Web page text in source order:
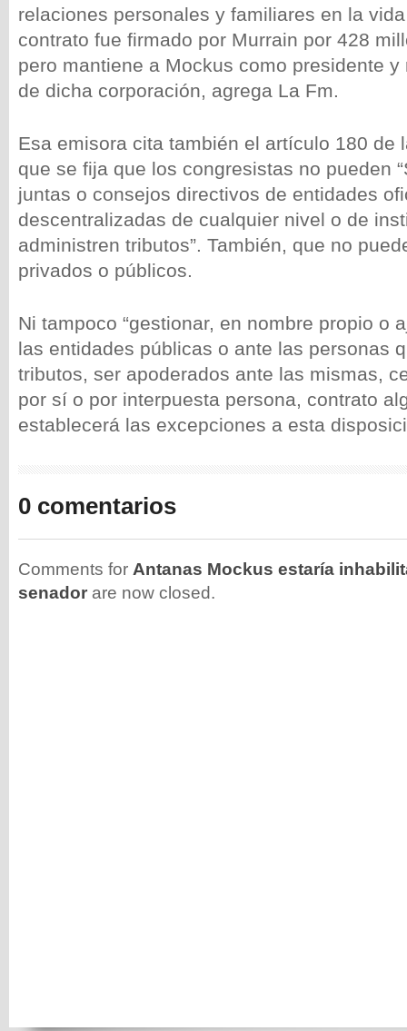
relaciones personales y familiares en la
contrato fue firmado por Murrain por 428
pero mantiene a Mockus como presidente
de dicha corporación, agrega La Fm.
Esa emisora cita también el artículo 180 de
que se fija que los congresistas no pueden
juntas o consejos directivos de entidades
descentralizadas de cualquier nivel o de
administren tributos”. También, que no
privados o públicos.
Ni tampoco “gestionar, en nombre propio o
las entidades públicas o ante las personas
tributos, ser apoderados ante las mismas,
por sí o por interpuesta persona, contrato
establecerá las excepciones a esta
0 comentarios
Comments for Antanas Mockus estaría
senador are now closed.